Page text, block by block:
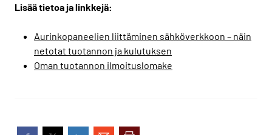
Lisää tietoa ja linkkejä:
Aurinkopaneelien liittäminen sähköverkkoon – näin
netotat tuotannon ja kulutuksen
Oman tuotannon ilmoituslomake